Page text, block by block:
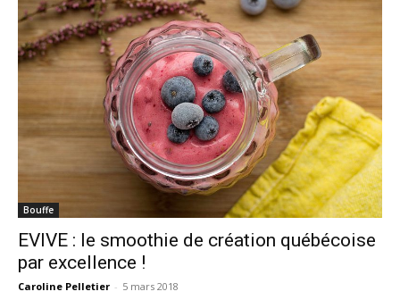
Bouffe
EVIVE : le smoothie de création québécoise
par excellence !
Caroline Pelletier - 5 mars 2018